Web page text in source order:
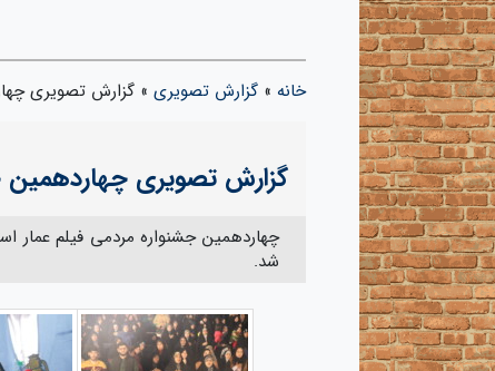
خانه » گزارش تصویری » گزارش تصویری
گزارش تصویری چهاردهمین
شد.